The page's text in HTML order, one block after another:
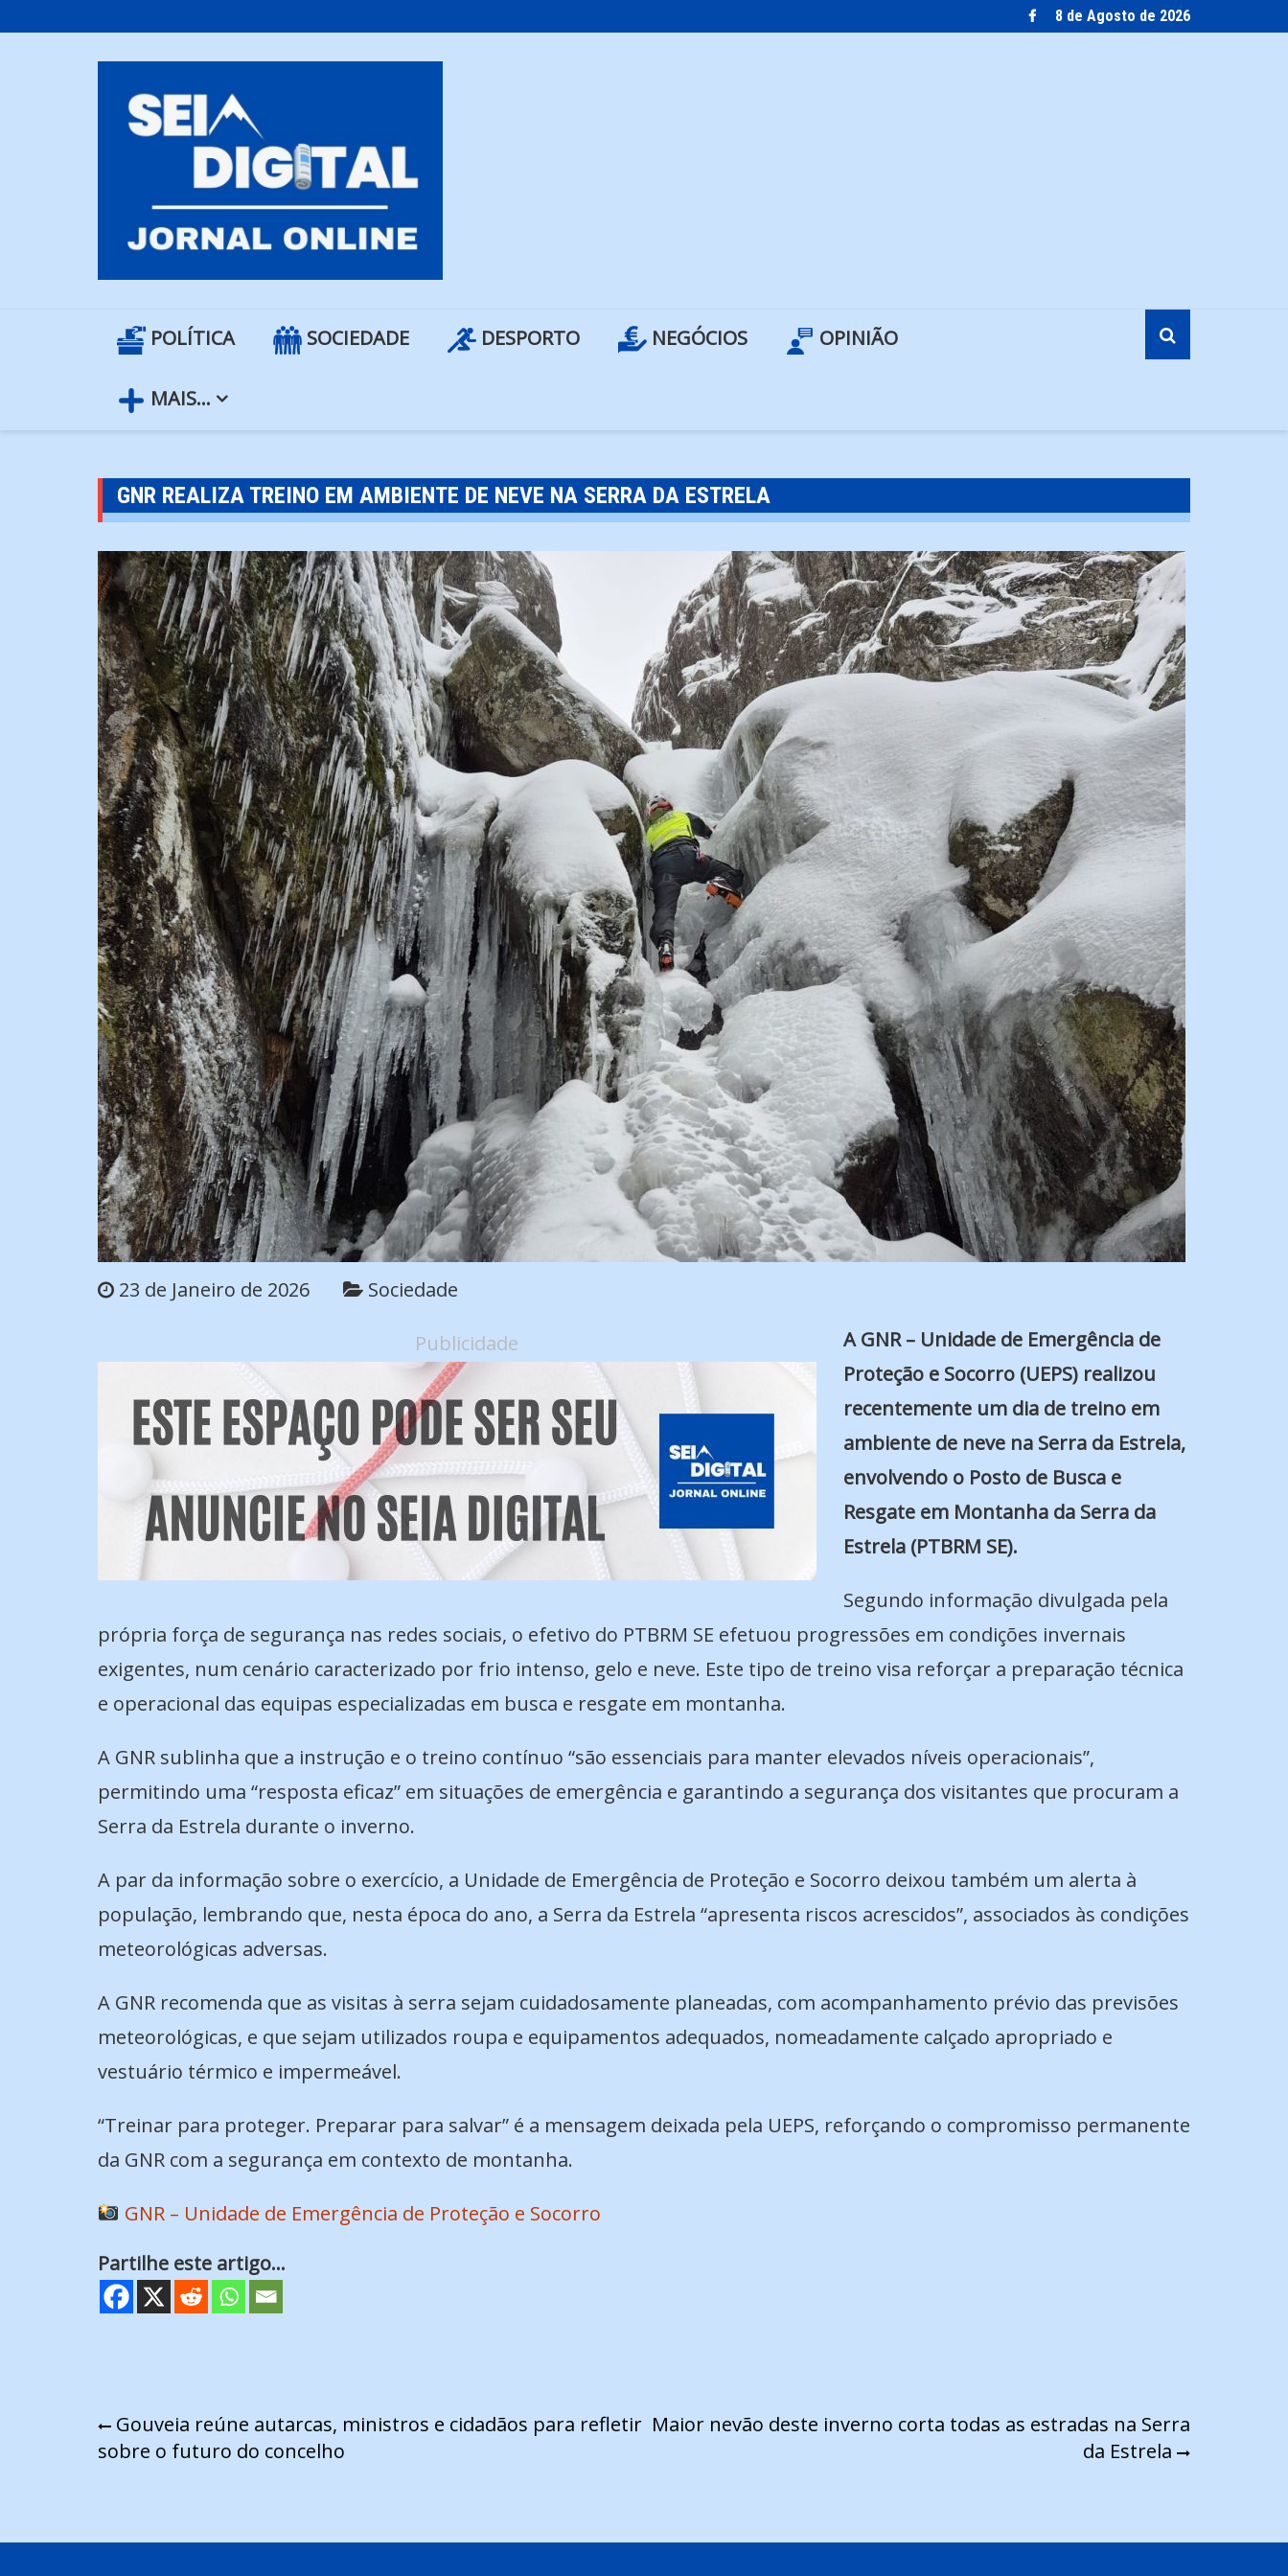
to
8 de Agosto de 2026
POLÍTICA SOCIEDADE DESPORTO NEGÓCIOS OPINIÃO
MAIS…
GNR REALIZA TREINO EM AMBIENTE DE NEVE NA SERRA DA ESTRELA
23 de Janeiro de 2026 Sociedade
Publicidade
A GNR – Unidade de Emergência de
Proteção e Socorro (UEPS) realizou
recentemente um dia de treino em
ambiente de neve na Serra da Estrela,
envolvendo o Posto de Busca e
Resgate em Montanha da Serra da
Estrela (PTBRM SE).
Segundo informação divulgada pela
própria força de segurança nas redes sociais, o efetivo do PTBRM SE efetuou progressões em condições invernais
exigentes, num cenário caracterizado por frio intenso, gelo e neve. Este tipo de treino visa reforçar a preparação técnica
e operacional das equipas especializadas em busca e resgate em montanha.
A GNR sublinha que a instrução e o treino contínuo “são essenciais para manter elevados níveis operacionais”,
permitindo uma “resposta eficaz” em situações de emergência e garantindo a segurança dos visitantes que procuram a
Serra da Estrela durante o inverno.
A par da informação sobre o exercício, a Unidade de Emergência de Proteção e Socorro deixou também um alerta à
população, lembrando que, nesta época do ano, a Serra da Estrela “apresenta riscos acrescidos”, associados às condições
meteorológicas adversas.
A GNR recomenda que as visitas à serra sejam cuidadosamente planeadas, com acompanhamento prévio das previsões
meteorológicas, e que sejam utilizados roupa e equipamentos adequados, nomeadamente calçado apropriado e
vestuário térmico e impermeável.
“Treinar para proteger. Preparar para salvar” é a mensagem deixada pela UEPS, reforçando o compromisso permanente
da GNR com a segurança em contexto de montanha.
GNR – Unidade de Emergência de Proteção e Socorro
Partilhe este artigo...
Navegação
de
Gouveia reúne autarcas, ministros e cidadãos para refletir
sobre o futuro do concelho
Maior nevão deste inverno corta todas as estradas na Serra
da Estrela